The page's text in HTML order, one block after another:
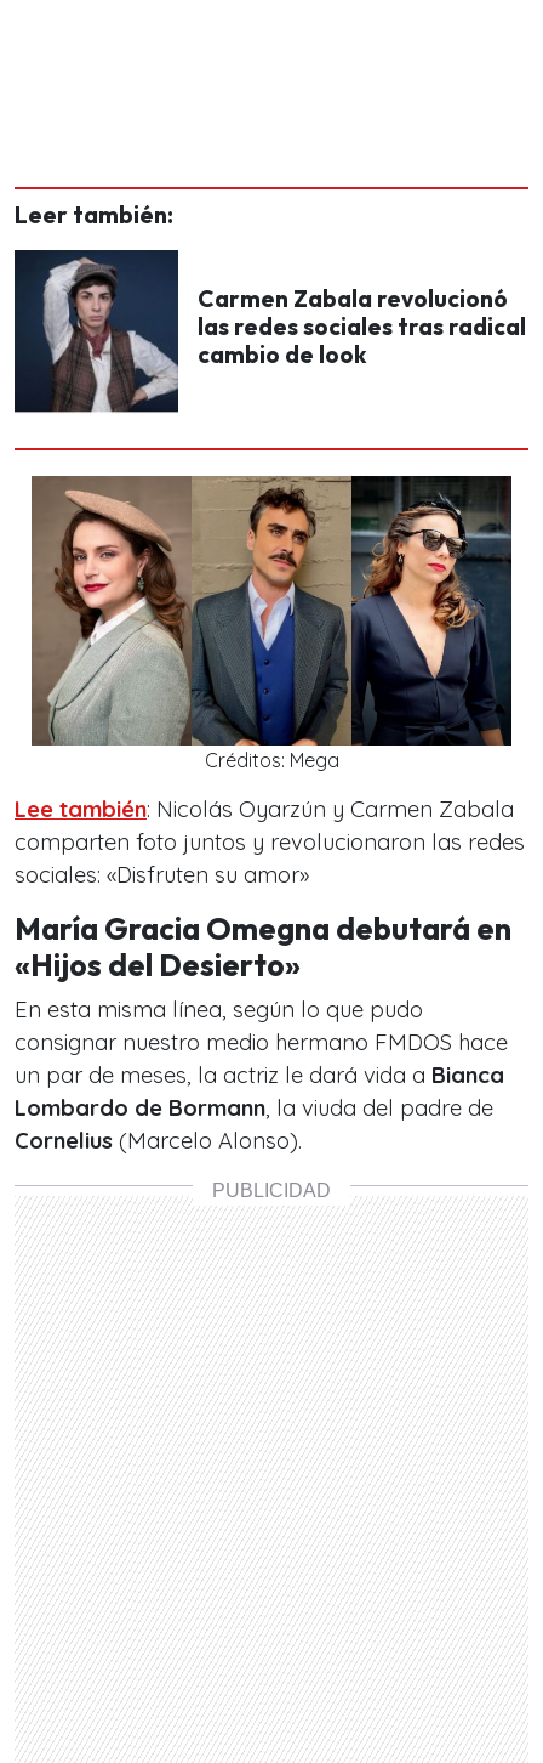
Leer también:
Carmen Zabala revolucionó
las redes sociales tras radical
cambio de look
Créditos: Mega
Lee también: Nicolás Oyarzún y Carmen Zabala
comparten foto juntos y revolucionaron las redes
sociales: «Disfruten su amor»
María Gracia Omegna debutará en
«Hijos del Desierto»
En esta misma línea, según lo que pudo
consignar nuestro medio hermano FMDOS hace
un par de meses, la actriz le dará vida a Bianca
Lombardo de Bormann, la viuda del padre de
Cornelius (Marcelo Alonso).